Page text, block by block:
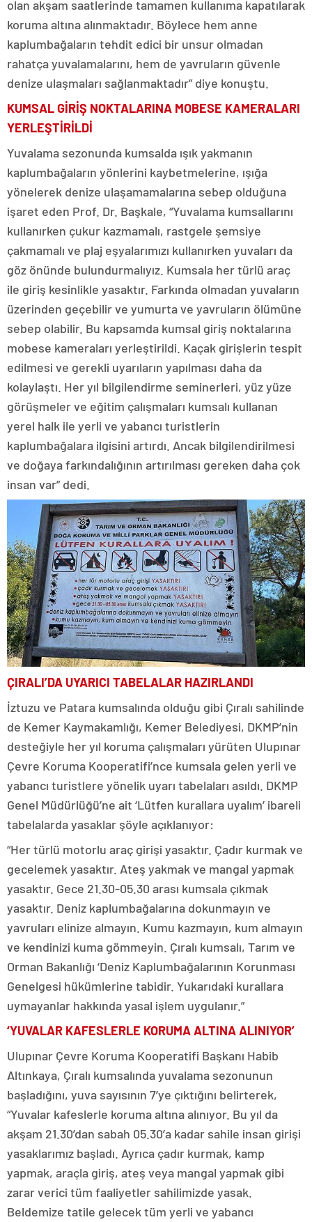
olan akşam saatlerinde tamamen kullanıma kapatılarak
koruma altına alınmaktadır. Böylece hem anne
kaplumbağaların tehdit edici bir unsur olmadan
rahatça yuvalamalarını, hem de yavruların güvenle
denize ulaşmaları sağlanmaktadır” diye konuştu.
KUMSAL GİRİŞ NOKTALARINA MOBESE KAMERALARI
YERLEŞTİRİLDİ
Yuvalama sezonunda kumsalda ışık yakmanın
kaplumbağaların yönlerini kaybetmelerine, ışığa
yönelerek denize ulaşamamalarına sebep olduğuna
işaret eden Prof. Dr. Başkale, “Yuvalama kumsallarını
kullanırken çukur kazmamalı, rastgele şemsiye
çakmamalı ve plaj eşyalarımızı kullanırken yuvaları da
göz önünde bulundurmalıyız. Kumsala her türlü araç
ile giriş kesinlikle yasaktır. Farkında olmadan yuvaların
üzerinden geçebilir ve yumurta ve yavruların ölümüne
sebep olabilir. Bu kapsamda kumsal giriş noktalarına
mobese kameraları yerleştirildi. Kaçak girişlerin tespit
edilmesi ve gerekli uyarıların yapılması daha da
kolaylaştı. Her yıl bilgilendirme seminerleri, yüz yüze
görüşmeler ve eğitim çalışmaları kumsalı kullanan
yerel halk ile yerli ve yabancı turistlerin
kaplumbağalara ilgisini artırdı. Ancak bilgilendirilmesi
ve doğaya farkındalığının artırılması gereken daha çok
insan var” dedi.
ÇIRALI’DA UYARICI TABELALAR HAZIRLANDI
İztuzu ve Patara kumsalında olduğu gibi Çıralı sahilinde
de Kemer Kaymakamlığı, Kemer Belediyesi, DKMP’nin
desteğiyle her yıl koruma çalışmaları yürüten Ulupınar
Çevre Koruma Kooperatifi’nce kumsala gelen yerli ve
yabancı turistlere yönelik uyarı tabelaları asıldı. DKMP
Genel Müdürlüğü’ne ait ‘Lütfen kurallara uyalım’ ibareli
tabelalarda yasaklar şöyle açıklanıyor:
“Her türlü motorlu araç girişi yasaktır. Çadır kurmak ve
gecelemek yasaktır. Ateş yakmak ve mangal yapmak
yasaktır. Gece 21.30-05.30 arası kumsala çıkmak
yasaktır. Deniz kaplumbağalarına dokunmayın ve
yavruları elinize almayın. Kumu kazmayın, kum almayın
ve kendinizi kuma gömmeyin. Çıralı kumsalı, Tarım ve
Orman Bakanlığı ‘Deniz Kaplumbağalarının Korunması
Genelgesi hükümlerine tabidir. Yukarıdaki kurallara
uymayanlar hakkında yasal işlem uygulanır.”
‘YUVALAR KAFESLERLE KORUMA ALTINA ALINIYOR’
Ulupınar Çevre Koruma Kooperatifi Başkanı Habib
Altınkaya, Çıralı kumsalında yuvalama sezonunun
başladığını, yuva sayısının 7’ye çıktığını belirterek,
“Yuvalar kafeslerle koruma altına alınıyor. Bu yıl da
akşam 21.30’dan sabah 05.30’a kadar sahile insan girişi
yasaklarımız başladı. Ayrıca çadır kurmak, kamp
yapmak, araçla giriş, ateş veya mangal yapmak gibi
zarar verici tüm faaliyetler sahilimizde yasak.
Beldemize tatile gelecek tüm yerli ve yabancı